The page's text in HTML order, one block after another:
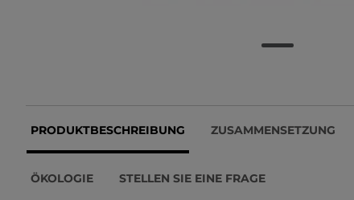
PRODUKTBESCHREIBUNG ZUSAMMENSETZUNG
ÖKOLOGIE STELLEN SIE EINE FRAGE